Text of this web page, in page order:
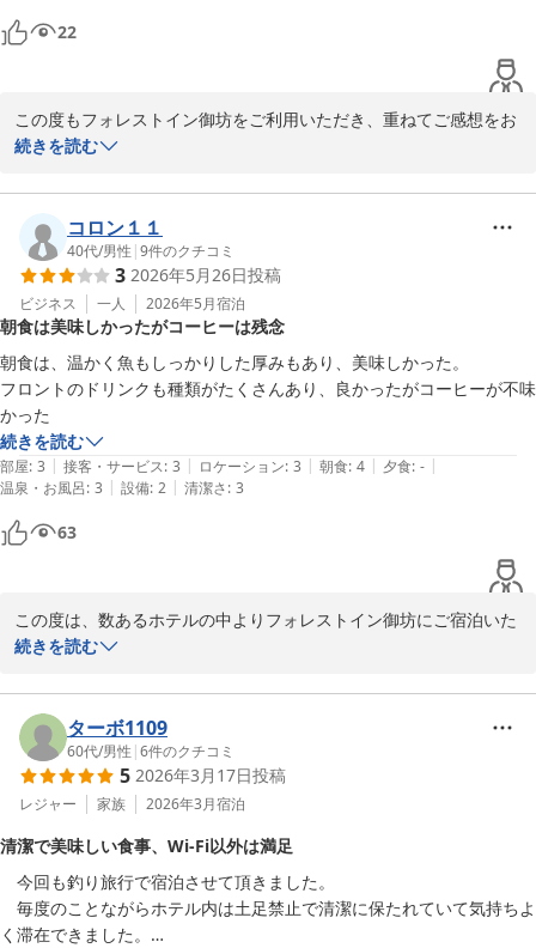
フォレスト イン 御坊
22
この度もフォレストイン御坊をご利用いただき、重ねてご感想をお
寄せいただきまして、誠にありがとうございます。ご実家に近い宿
がたく存じます。
大浴場につきまして、「良かった」とのお言葉を頂戴し、嬉しく拝
読いたしました。これからも「御坊の湯」でゆっくりとお寛ぎいた
だき、ご滞在中のお疲れを癒していただけるよう、清潔で快適な環
境の維持に努めてまいります。
今後も、ご実家へお帰りの際に安心してお選びいただけるホテルで
あり続けられるよう努めてまいります。またのお越しを、スタッフ
一同心よりお待ち申し上げております。
フォレストイン御坊
フロント　永野
フォレスト イン 御坊
続きを読む
コロン１１
40代/男性 |9件のクチコミ
3 2026年5月26日投稿
ビジネス 一人 2026年5月宿泊
朝食は美味しかったがコーヒーは残念
朝食は、温かく魚もしっかりした厚みもあり、美味しかった。
フロントのドリンクも種類がたくさんあり、良かったがコーヒーが不味
かった
続きを読む
部屋: 3 | 接客・サービス: 3 | ロケーション: 3 | 朝食: 4 | 夕食: - |
温泉・お風呂: 3 | 設備: 2 | 清潔さ: 3
63
この度は、数あるホテルの中よりフォレストイン御坊にご宿泊いた
だきましてありがとうございます。心よりお礼申し上げます。
朝食のお魚もご満足いただけたご様子でスタッフ一同大変嬉しく思
っております。朝食では和食、洋食、茶粥の3タイプより定食をお
選びいただいております。和食では地元で獲れた鮮魚を使用してお
り、鮮魚ならではの旨みを感じていただけるよう心掛けておりま
す。
ありがとうございます。
一方で、レストランでご提供しておりますコーヒーにつきまして
は、お口に合わず、ご期待に添えなかったことを残念に感じており
ます。いただきましたご意見を受け、提供しておりますコーヒーの
続きを読む
ターボ1109
60代/男性 |6件のクチコミ
5 2026年3月17日投稿
レジャー 家族 2026年3月宿泊
清潔で美味しい食事、Wi-Fi以外は満足
今回も釣り旅行で宿泊させて頂きました。
毎度のことながらホテル内は土足禁止で清潔に保たれていて気持ちよ
く滞在できました。